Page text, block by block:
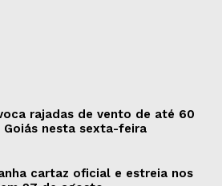
rajadas de vento de até 60
nesta sexta-feira
cartaz oficial e estreia nos